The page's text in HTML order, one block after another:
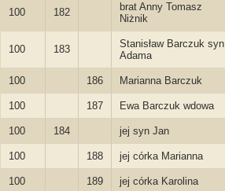
100 182
brat Anny Tomasz
Niżnik
100 183
Stanisław Barczuk syn
Adama
100 186 Marianna Barczuk
100 187 Ewa Barczuk wdowa
100 184 jej syn Jan
100 188 jej córka Marianna
100 189 jej córka Karolina